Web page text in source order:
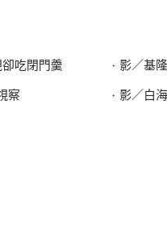
吃閉門羹 影／基隆
察 影／白海